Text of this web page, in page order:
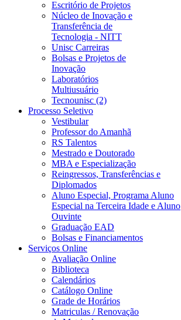
Escritório de Projetos
Núcleo de Inovação e
Transferência de
Tecnologia - NITT
Unisc Carreiras
Bolsas e Projetos de
Inovação
Laboratórios
Multiusuário
Tecnounisc (2)
Processo Seletivo
Vestibular
Professor do Amanhã
RS Talentos
Mestrado e Doutorado
MBA e Especialização
Reingressos, Transferências e
Diplomados
Aluno Especial, Programa Aluno
Especial na Terceira Idade e Aluno
Ouvinte
Graduação EAD
Bolsas e Financiamentos
Serviços Online
Avaliação Online
Biblioteca
Calendários
Catálogo Online
Grade de Horários
Matriculas / Renovação